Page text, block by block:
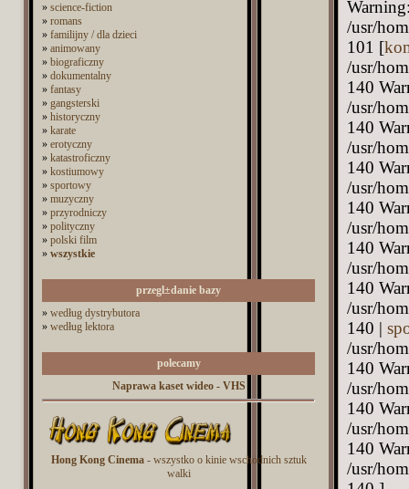
» science-fiction
» romans
» familijny / dla dzieci
» animowany
» biograficzny
» dokumentalny
» fantasy
» gangsterski
» historyczny
» karate
» erotyczny
» katastroficzny
» kostiumowy
» sportowy
» muzyczny
» przyrodniczy
» polityczny
» polski film
» wszystkie
przegl±danie bazy
» według dystrybutora
» według lektora
polecamy
Naprawa kaset wideo - VHS
Hong Kong Cinema- wszystko o kinie wschodnich sztuk
walki
/usr/
101 [
/usr/
140
/usr/
140
/usr/
140
/usr/
140
/usr/
140
/usr/
140
/usr/
140 |
/usr/
140
/usr/
140
/usr/
140
/usr/